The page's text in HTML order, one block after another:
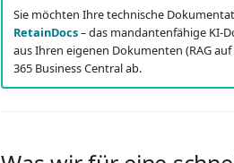
Sie möchten Ihre technische
RetainDocs– das mandantenfähige KI-
aus Ihren eigenen Dokumenten (RAG
365 Business Central ab.